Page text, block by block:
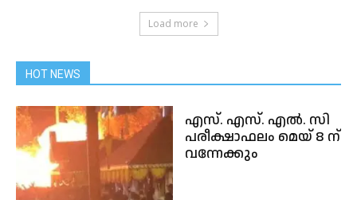
Load more
HOT NEWS
എസ്. എസ്. എൽ. സി
പരീക്ഷാഫലം മെയ് 8 ന്
വന്നേക്കും